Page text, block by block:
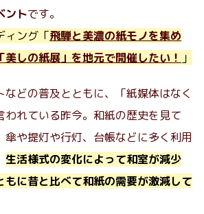
ントです。
ィング「飛騨と美濃の紙モノを集め
しの紙展」を地元で開催したい！ 」
などの普及とともに、「紙媒体はなく
われている昨今。和紙の歴史を見て
傘や提灯や行灯、台帳などに多く利用
生活様式の変化によって和室が減少
もに昔と比べて和紙の需要が激減して